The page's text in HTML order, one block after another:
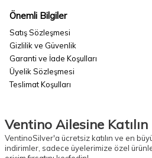
Önemli Bilgiler
Satış Sözleşmesi
Gizlilik ve Güvenlik
Garanti ve İade Koşulları
Üyelik Sözleşmesi
Teslimat Koşulları
Ventino Ailesine Katılın
VentinoSilver'a ücretsiz katılın ve en
indirimler, sadece üyelerimize özel